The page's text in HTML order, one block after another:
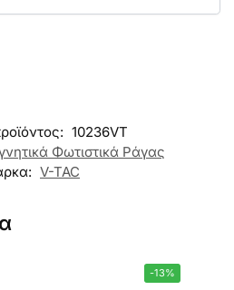
10236VT
Φωτιστικά Ράγας
V-TAC
-13%